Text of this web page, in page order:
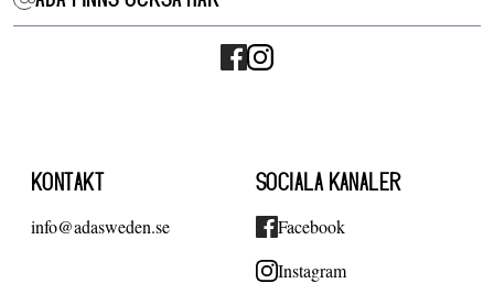
KONTAKT
info@adasweden.se
SOCIALA KANALER
Facebook
Instagram